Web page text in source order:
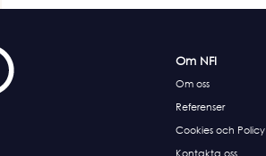
Om NFI
Om oss
Referenser
Cookies och Policy
Kontakta oss